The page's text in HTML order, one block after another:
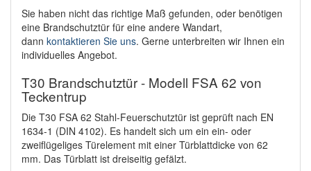
Sie haben nicht das richtige Maß gefunden, oder benötigen
eine Brandschutztür für eine andere Wandart,
dann kontaktieren Sie uns. Gerne unterbreiten wir Ihnen ein
individuelles Angebot.
T30 Brandschutztür - Modell FSA 62 von
Teckentrup
Die T30 FSA 62 Stahl-Feuerschutztür ist geprüft nach EN
1634-1 (DIN 4102). Es handelt sich um ein ein- oder
zweiflügeliges Türelement mit einer Türblattdicke von 62
mm. Das Türblatt ist dreiseitig gefälzt.